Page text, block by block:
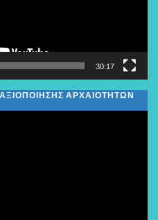
30:17
ΑΡΧΑΙΟΤΗΤΩΝ